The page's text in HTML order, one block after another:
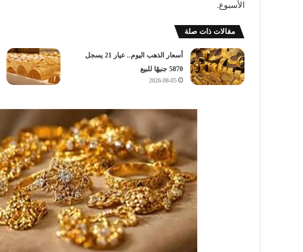
الأسبوع.
مقالات ذات صلة
أسعار الذهب اليوم.. عيار 21 يسجل
5870 جنيهًا للبيع
2026-08-05